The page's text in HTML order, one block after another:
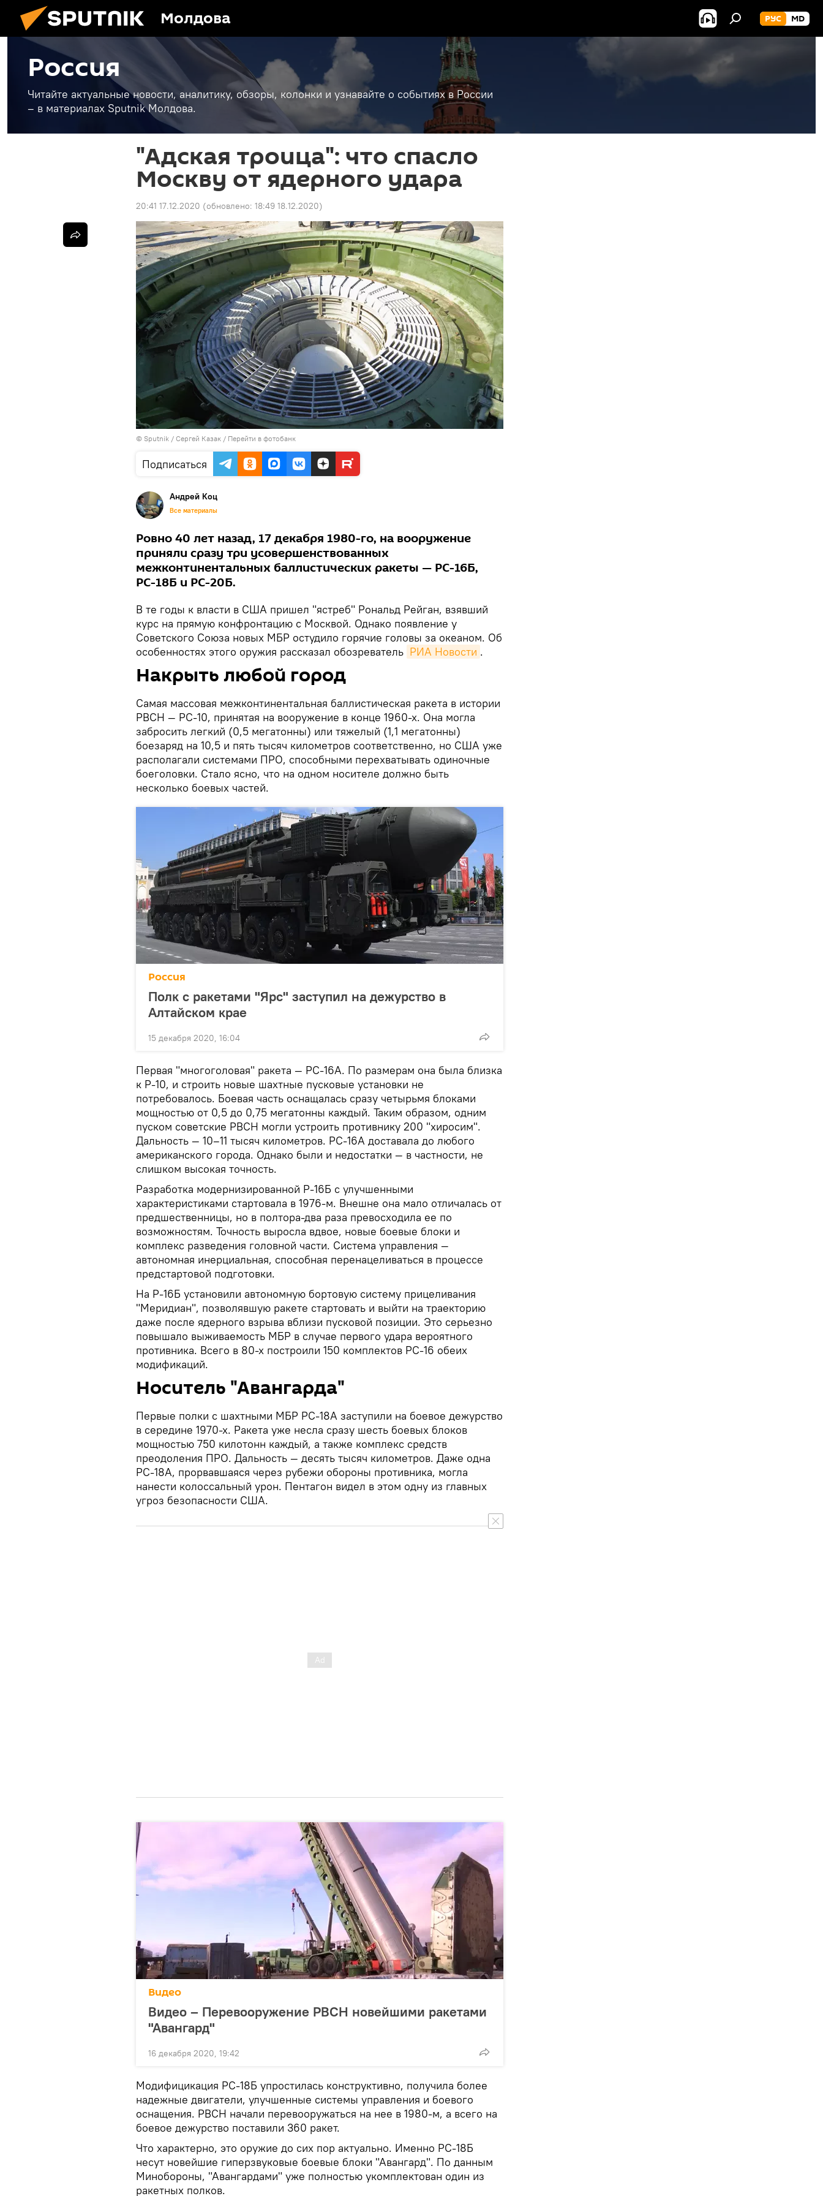
Молдова РУС MD
Россия
Читайте актуальные новости, аналитику, обзоры, колонки и узнавайте о событиях в России
– в материалах Sputnik Молдова.
"Адская троица": что спасло
Москву от ядерного удара
20:41 17.12.2020 (обновлено: 18:49 18.12.2020)
© Sputnik / Сергей Казак / Перейти в фотобанк
Подписаться
Андрей Коц
Все материалы
Ровно 40 лет назад, 17 декабря 1980-го, на вооружение
приняли сразу три усовершенствованных
межконтинентальных баллистических ракеты — РС-16Б,
РС-18Б и РС-20Б.
В те годы к власти в США пришел "ястреб" Рональд Рейган, взявший
курс на прямую конфронтацию с Москвой. Однако появление у
Советского Союза новых МБР остудило горячие головы за океаном. Об
особенностях этого оружия рассказал обозреватель РИА Новости .
Накрыть любой город
Самая массовая межконтинентальная баллистическая ракета в истории
РВСН — РС-10, принятая на вооружение в конце 1960-х. Она могла
забросить легкий (0,5 мегатонны) или тяжелый (1,1 мегатонны)
боезаряд на 10,5 и пять тысяч километров соответственно, но США уже
располагали системами ПРО, способными перехватывать одиночные
боеголовки. Стало ясно, что на одном носителе должно быть
несколько боевых частей.
Россия
Полк с ракетами "Ярс" заступил на дежурство в
Алтайском крае
15 декабря 2020, 16:04
Первая "многоголовая" ракета — РС-16А. По размерам она была близка
к Р-10, и строить новые шахтные пусковые установки не
потребовалось. Боевая часть оснащалась сразу четырьмя блоками
мощностью от 0,5 до 0,75 мегатонны каждый. Таким образом, одним
пуском советские РВСН могли устроить противнику 200 "хиросим".
Дальность — 10–11 тысяч километров. РС-16А доставала до любого
американского города. Однако были и недостатки — в частности, не
слишком высокая точность.
Разработка модернизированной Р-16Б с улучшенными
характеристиками стартовала в 1976-м. Внешне она мало отличалась от
предшественницы, но в полтора-два раза превосходила ее по
возможностям. Точность выросла вдвое, новые боевые блоки и
комплекс разведения головной части. Система управления —
автономная инерциальная, способная перенацеливаться в процессе
предстартовой подготовки.
На Р-16Б установили автономную бортовую систему прицеливания
"Меридиан", позволявшую ракете стартовать и выйти на траекторию
даже после ядерного взрыва вблизи пусковой позиции. Это серьезно
повышало выживаемость МБР в случае первого удара вероятного
противника. Всего в 80-х построили 150 комплектов РС-16 обеих
модификаций.
Носитель "Авангарда"
Первые полки с шахтными МБР РС-18А заступили на боевое дежурство
в середине 1970-х. Ракета уже несла сразу шесть боевых блоков
мощностью 750 килотонн каждый, а также комплекс средств
преодоления ПРО. Дальность — десять тысяч километров. Даже одна
РС-18А, прорвавшаяся через рубежи обороны противника, могла
нанести колоссальный урон. Пентагон видел в этом одну из главных
угроз безопасности США.
Видео
Видео – Перевооружение РВСН новейшими ракетами
"Авангард"
16 декабря 2020, 19:42
Модифицикация РС-18Б упростилась конструктивно, получила более
надежные двигатели, улучшенные системы управления и боевого
оснащения. РВСН начали перевооружаться на нее в 1980-м, а всего на
боевое дежурство поставили 360 ракет.
Что характерно, это оружие до сих пор актуально. Именно РС-18Б
несут новейшие гиперзвуковые боевые блоки "Авангард". По данным
Минобороны, "Авангардами" уже полностью укомплектован один из
ракетных полков.